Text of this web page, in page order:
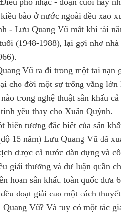
bào ở nước ngoài đều xao
- Lưu Quang Vũ mất khi tài
(1948-1988), lại gợi nhớ
Vũ ra đi trong một tai nạn
cho đời một sự trống vắng lớn
trong nghệ thuật sân khấu
yêu thay cho Xuân Quỳnh.
hiện tượng đặc biệt của sân
15 năm) Lưu Quang Vũ đã
được cả nước dàn dựng và
giải thưởng và dư luận quần
hoan sân khấu toàn quốc đưa
đoạt giải cao một cách
Vũ? Và tuy có một tác